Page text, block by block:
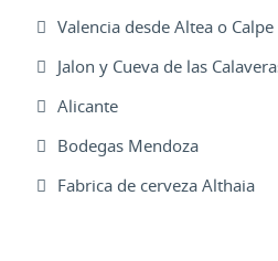
Valencia desde Altea o Calpe
Jalon y Cueva de las
Alicante
Bodegas Mendoza
Fabrica de cerveza Althaia